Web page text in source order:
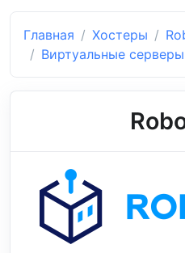
Главная Хостеры
Виртуальные серверы